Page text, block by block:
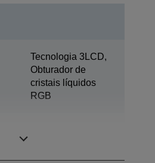
Tecnologia 3LCD,
Obturador de
cristais líquidos
RGB